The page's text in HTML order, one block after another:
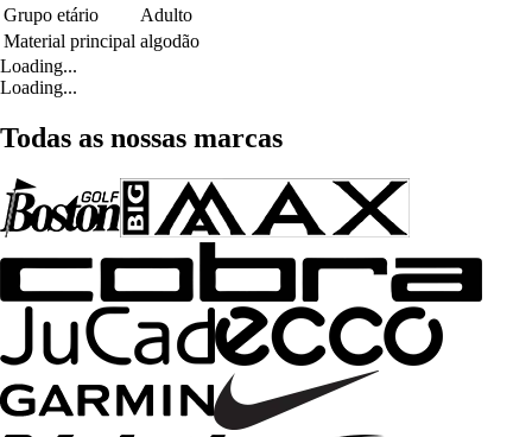
Grupo etário
Adulto
Material principal algodão
Loading...
Loading...
Todas as nossas marcas